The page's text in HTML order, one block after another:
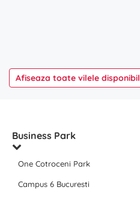
Afiseaza toate vilele
Business Park
One Cotroceni Park
Campus 6 Bucuresti